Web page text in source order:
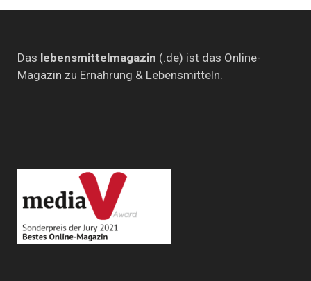
Das lebensmittelmagazin (.de) ist das Online-
Magazin zu Ernährung & Lebensmitteln.